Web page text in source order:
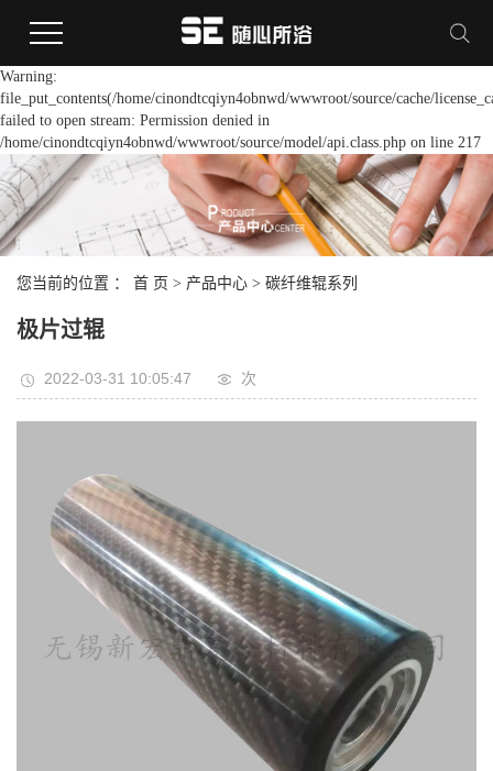
Warning:
file_put_contents(/home/cinondtcqiyn4obnwd/wwwroot/source/cache/
failed to open stream: Permission denied in
/home/cinondtcqiyn4obnwd/wwwroot/source/model/api.class.php on line 217
您当前的位置 ： 首 页 > 产品中心 > 碳纤维辊系列
极片过辊
2022-03-31 10:05:47 次